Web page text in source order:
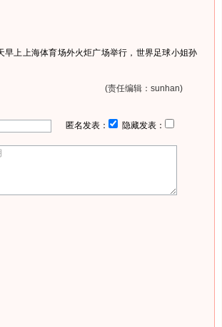
上上海体育场外火炬广场举行，世界足球小姐孙
(责任编辑：sunhan)
匿名发表： 隐藏发表：